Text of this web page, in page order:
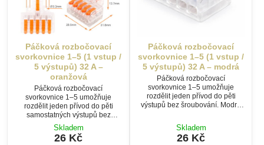
Páčková rozbočovací
svorkovnice 1–5 (1 vstup /
5 výstupů) 32 A –
oranžová
Páčková rozbočovací
svorkovnice 1–5 umožňuje
rozdělit jeden přívod do pěti
samostatných výstupů bez
šroubování. Transparentní tělo
usnadňuje kontrolu zapojení a
páčky zajišťují rychlou montáž.
Skladem
26 Kč
Páčková rozbočovací
svorkovnice 1–5 (1 vstup /
5 výstupů) 32 A – modrá
Páčková rozbočovací
svorkovnice 1–5 umožňuje
rozdělit jeden přívod do pěti
výstupů bez šroubování. Modré
umožňuje kontrolu zapojení.
Skladem
26 Kč